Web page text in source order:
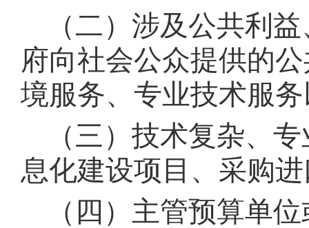
（二）涉及公共利
府向社会公众提供的
境服务、专业技术服
（三）技术复杂、
息化建设项目、采购
（四）主管预算单